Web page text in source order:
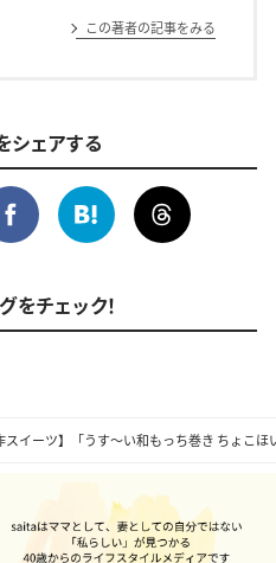
スイーツ】「うす〜い和もっち巻き ちょこ
この著者の記事をみる
シェアする
をチェック！